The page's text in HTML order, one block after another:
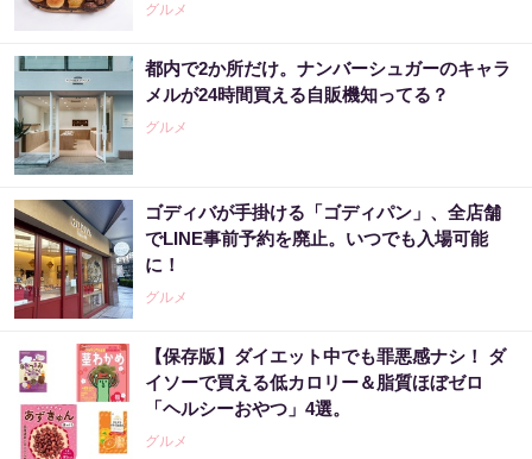
グルメ
都内で2か所だけ。ナンバーシュガーのキャラ
メルが24時間買える自販機知ってる？
グルメ
ゴディバが手掛ける「ゴディパン」、全店舗
でLINE事前予約を廃止。いつでも入場可能
に！
グルメ
【保存版】ダイエット中でも罪悪感ナシ！ ダ
イソーで買える低カロリー＆脂質ほぼゼロ
「ヘルシーおやつ」4選。
グルメ